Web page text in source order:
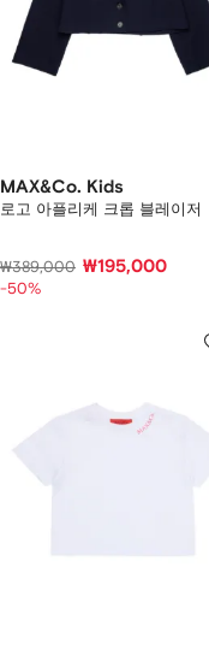
MAX&Co. Kids
로고 아플리케 크롭 블레이저
₩389,000 ₩195,000
-50%